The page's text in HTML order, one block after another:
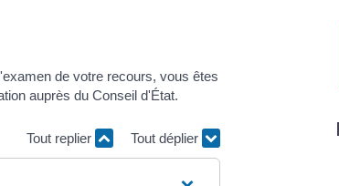
de votre recours, vous êtes
auprès du Conseil d'État.
Tout replier Tout déplier